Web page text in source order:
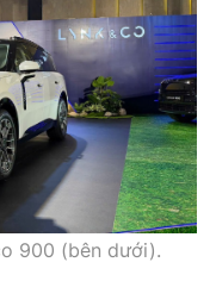
900 (bên dưới).